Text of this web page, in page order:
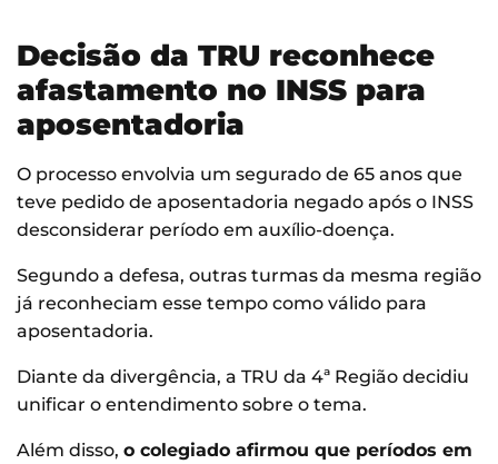
Decisão da TRU reconhece
afastamento no INSS para
aposentadoria
O processo envolvia um segurado de 65 anos que
teve pedido de aposentadoria negado após o INSS
desconsiderar período em auxílio-doença.
Segundo a defesa, outras turmas da mesma região
já reconheciam esse tempo como válido para
aposentadoria.
Diante da divergência, a TRU da 4ª Região decidiu
unificar o entendimento sobre o tema.
Além disso, o colegiado afirmou que períodos em